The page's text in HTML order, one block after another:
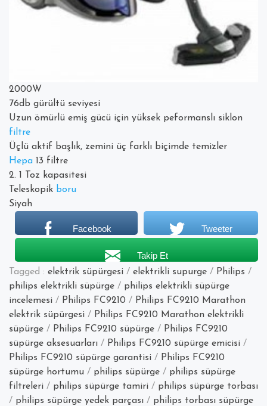
2000W
76db gürültü seviyesi
Uzun ömürlü emiş gücü için yüksek peformanslı siklon
filtre
Üçlü aktif başlık, zemini üç farklı biçimde temizler
Hepa 13 filtre
2. 1 Toz kapasitesi
Teleskopik boru
Siyah
Facebook Tweeter
Takip Et
Tagged : elektrik süpürgesi / elektrikli supurge / Philips /
philips elektrikli süpürge / philips elektrikli süpürge
incelemesi / Philips FC9210 / Philips FC9210 Marathon
elektrik süpürgesi / Philips FC9210 Marathon elektrikli
süpürge / Philips FC9210 süpürge / Philips FC9210
süpürge aksesuarları / Philips FC9210 süpürge emicisi /
Philips FC9210 süpürge garantisi / Philips FC9210
süpürge hortumu / philips süpürge / philips süpürge
filtreleri / philips süpürge tamiri / philips süpürge torbası
/ philips süpürge yedek parçası / philips torbası süpürge